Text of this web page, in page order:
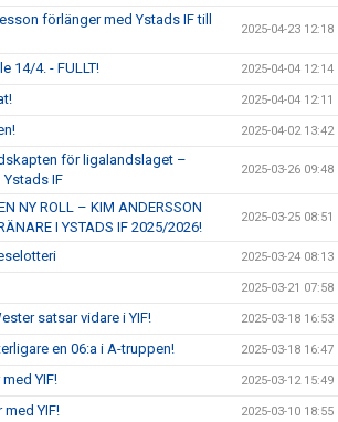
förlänger med Ystads IF till
2025-04-23 12:18
14/4. - FULLT! 2025-04-04 12:14
2025-04-04 12:11
2025-04-02 13:42
för ligalandslaget –
IF
2025-03-26 09:48
NY ROLL – KIM ANDERSSON
I YSTADS IF 2025/2026!
2025-03-25 08:51
2025-03-24 08:13
2025-03-21 07:58
satsar vidare i YIF! 2025-03-18 16:53
en 06:a i A-truppen! 2025-03-18 16:47
YIF! 2025-03-12 15:49
YIF! 2025-03-10 18:55